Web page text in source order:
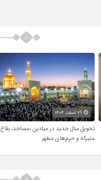
تحویل سال‌ جدید در میادین ،مساجد، بقاع
متبرکه‌ و حرم‌های‌ مطهر